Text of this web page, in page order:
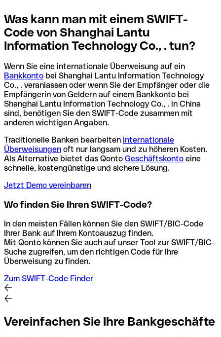
Was kann man mit einem SWIFT-
Code von Shanghai Lantu
Information Technology Co., . tun?
Wenn Sie eine internationale Überweisung auf ein
Bankkonto bei Shanghai Lantu Information Technology
Co., . veranlassen oder wenn Sie der Empfänger oder die
Empfängerin von Geldern auf einem Bankkonto bei
Shanghai Lantu Information Technology Co., . in China
sind, benötigen Sie den SWIFT-Code zusammen mit
anderen wichtigen Angaben.
Traditionelle Banken bearbeiten internationale
Überweisungen oft nur langsam und zu höheren Kosten.
Als Alternative bietet das Qonto Geschäftskonto eine
schnelle, kostengünstige und sichere Lösung.
Jetzt Demo vereinbaren
Wo finden Sie Ihren SWIFT-Code?
In den meisten Fällen können Sie den SWIFT/BIC-Code
Ihrer Bank auf Ihrem Kontoauszug finden.
Mit Qonto können Sie auch auf unser Tool zur SWIFT/BIC-
Suche zugreifen, um den richtigen Code für Ihre
Überweisung zu finden.
Zum SWIFT-Code Finder
Vereinfachen Sie Ihre Bankgeschäfte